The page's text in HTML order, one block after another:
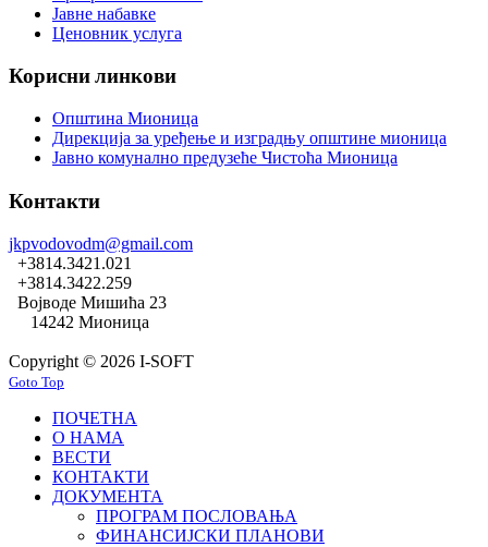
Јавне набавке
Ценовник услуга
Корисни линкови
Општина Мионица
Дирекција за уређење и изградњу општине мионица
Јавно комунално предузеће Чистоћа Мионица
Контакти
jkpvodovodm@gmail.com
+3814.3421.021
+3814.3422.259
Војводе Мишића 23
14242 Мионица
Copyright © 2026 I-SOFT
Goto Top
ПОЧЕТНА
О НАМА
ВЕСТИ
КОНТАКТИ
ДОКУМЕНТА
ПРОГРАМ ПОСЛОВАЊА
ФИНАНСИЈСКИ ПЛАНОВИ